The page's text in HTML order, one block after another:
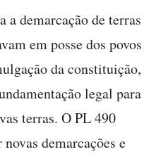
demarcação de terras
em posse dos povos
da constituição,
legal para
terras. O PL 490
demarcações e